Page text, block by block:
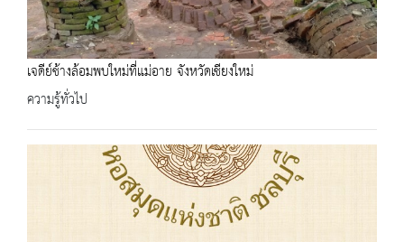
เจดีย์ช้างล้อมพบใหม่ที่แม่อาย จังหวัดเชียงใหม่
ความรู้ทั่วไป